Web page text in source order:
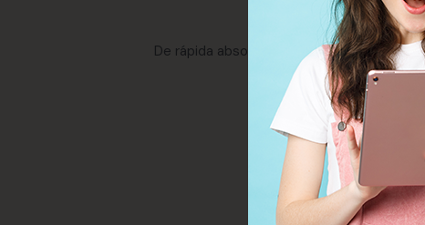
proteção de amplo
De rápida absorção e sem deixar película